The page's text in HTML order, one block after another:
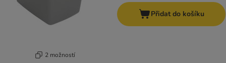
2 možností
Přidat do košíku